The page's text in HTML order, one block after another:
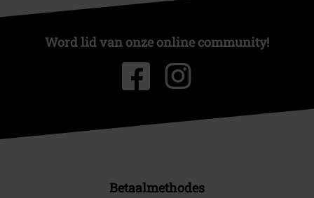
Word lid van onze online community!
Betaalmethodes